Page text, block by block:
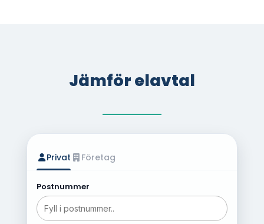
Jämför elavtal
Privat Företag
Postnummer